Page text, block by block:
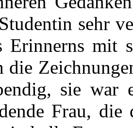
sehr
Erinnerns mit
die
sie war
Frau,